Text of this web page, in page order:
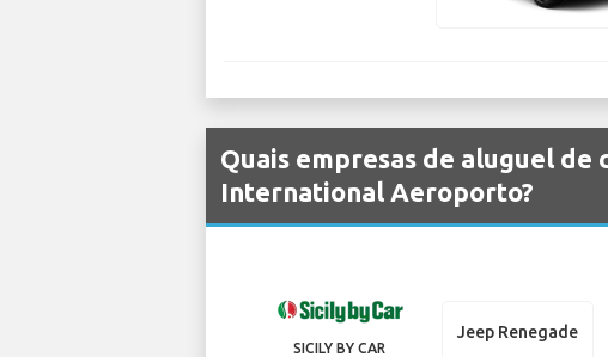
Quais empresas de aluguel
International Aeroporto?
SICILY BY CAR
Jeep Renegade